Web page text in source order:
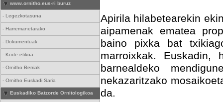
www.ornitho.eus-ri buruz
- Legezkotasuna
- Harremanetarako
- Dokumentuak
- Kode etikoa
- Ornitho Berriak
- Ornitho Euskadi Saria
Euskadiko Batzorde Ornitologikoa
Apirila hilabetearekin
aipamenak ematea
baino pixka bat
marroixkak.
barnealdeko
nekazaritzako
da.